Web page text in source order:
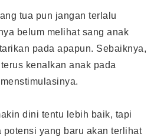
tua pun jangan terlalu
belum melihat sang anak
pada apapun. Sebaiknya,
kenalkan anak pada
dini tentu lebih baik, tapi
potensi yang baru akan terlihat